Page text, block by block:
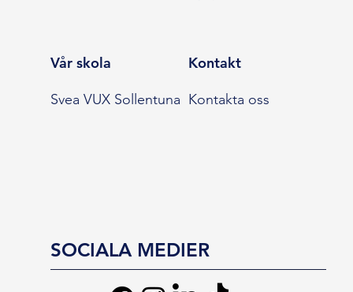
Vår skola
Svea VUX Sollentuna
Kontakt
Kontakta oss
SOCIALA MEDIER